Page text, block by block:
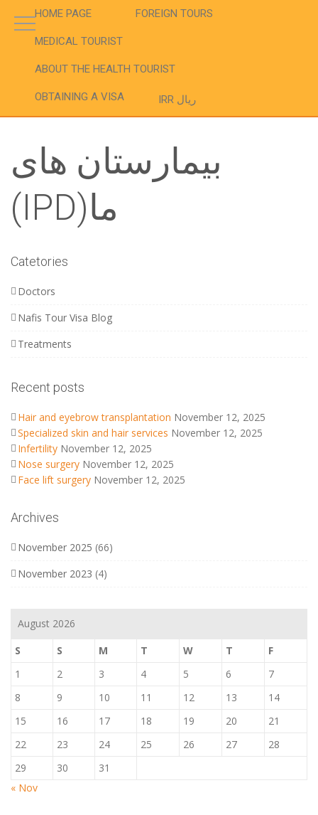
HOME PAGE FOREIGN TOURS
MEDICAL TOURIST
ABOUT THE HEALTH TOURIST
OBTAINING A VISA IRR ریال
بیمارستان های
(IPD)ما
Catetories
Doctors
Nafis Tour Visa Blog
Treatments
Recent posts
Hair and eyebrow transplantation November 12, 2025
Specialized skin and hair services November 12, 2025
Infertility November 12, 2025
Nose surgery November 12, 2025
Face lift surgery November 12, 2025
Archives
November 2025 (66)
November 2023 (4)
August 2026
S
S M T W T
F
1
2 3 4 5 6
7
8
9 10 11 12 13
14
15
16 17 18 19 20
21
22
23 24 25 26 27
28
29
30
31
« Nov